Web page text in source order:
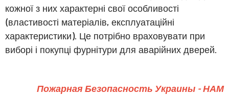
кожної з них характерні свої особливості
(властивості матеріалів, експлуатаційні
характеристики). Це потрібно враховувати при
виборі і покупці фурнітури для аварійних дверей.
Пожарная Безопасность Украины - НАМ